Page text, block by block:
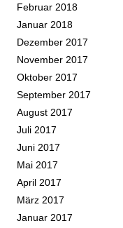
Februar 2018
Januar 2018
Dezember 2017
November 2017
Oktober 2017
September 2017
August 2017
Juli 2017
Juni 2017
Mai 2017
April 2017
März 2017
Januar 2017